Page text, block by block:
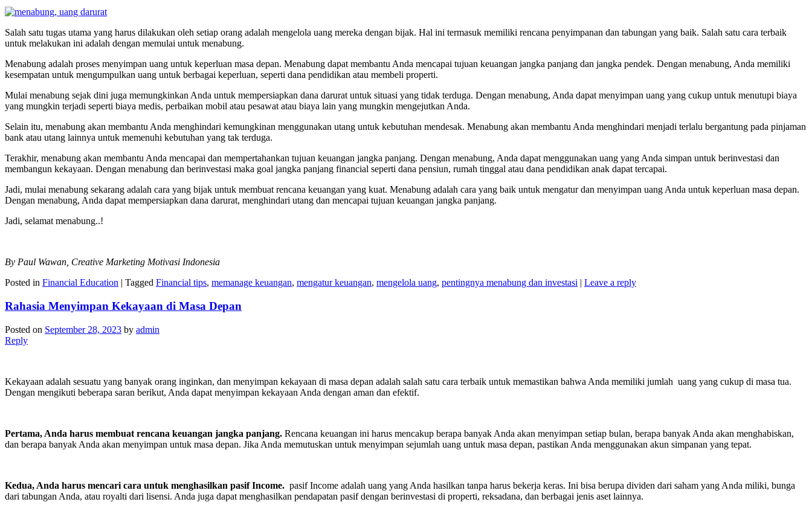
Salah satu tugas utama yang harus dilakukan oleh setiap orang adalah mengelola uang mereka dengan bijak. Hal ini termasuk memiliki rencana penyimpanan dan tabungan yang baik. Salah satu cara terbaik
untuk melakukan ini adalah dengan memulai untuk menabung.
Menabung adalah proses menyimpan uang untuk keperluan masa depan. Menabung dapat membantu Anda mencapai tujuan keuangan jangka panjang dan jangka pendek. Dengan menabung, Anda memiliki
kesempatan untuk mengumpulkan uang untuk berbagai keperluan, seperti dana pendidikan atau membeli properti.
Mulai menabung sejak dini juga memungkinkan Anda untuk mempersiapkan dana darurat untuk situasi yang tidak terduga. Dengan menabung, Anda dapat menyimpan uang yang cukup untuk menutupi biaya
yang mungkin terjadi seperti biaya medis, perbaikan mobil atau pesawat atau biaya lain yang mungkin mengejutkan Anda.
Selain itu, menabung akan membantu Anda menghindari kemungkinan menggunakan utang untuk kebutuhan mendesak. Menabung akan membantu Anda menghindari menjadi terlalu bergantung pada pinjaman
bank atau utang lainnya untuk memenuhi kebutuhan yang tak terduga.
Terakhir, menabung akan membantu Anda mencapai dan mempertahankan tujuan keuangan jangka panjang. Dengan menabung, Anda dapat menggunakan uang yang Anda simpan untuk berinvestasi dan
membangun kekayaan. Dengan menabung dan berinvestasi maka goal jangka panjang financial seperti dana pensiun, rumah tinggal atau dana pendidikan anak dapat tercapai.
Jadi, mulai menabung sekarang adalah cara yang bijak untuk membuat rencana keuangan yang kuat. Menabung adalah cara yang baik untuk mengatur dan menyimpan uang Anda untuk keperluan masa depan.
Dengan menabung, Anda dapat mempersiapkan dana darurat, menghindari utang dan mencapai tujuan keuangan jangka panjang.
Jadi, selamat menabung..!
By Paul Wawan, Creative Marketing Motivasi Indonesia
Posted in Financial Education | Tagged Financial tips, memanage keuangan, mengatur keuangan, mengelola uang, pentingnya menabung dan investasi | Leave a reply
Rahasia Menyimpan Kekayaan di Masa Depan
Posted on September 28, 2023 by admin
Reply
Kekayaan adalah sesuatu yang banyak orang inginkan, dan menyimpan kekayaan di masa depan adalah salah satu cara terbaik untuk memastikan bahwa Anda memiliki jumlah uang yang cukup di masa tua.
Dengan mengikuti beberapa saran berikut, Anda dapat menyimpan kekayaan Anda dengan aman dan efektif.
Pertama, Anda harus membuat rencana keuangan jangka panjang. Rencana keuangan ini harus mencakup berapa banyak Anda akan menyimpan setiap bulan, berapa banyak Anda akan menghabiskan,
dan berapa banyak Anda akan menyimpan untuk masa depan. Jika Anda memutuskan untuk menyimpan sejumlah uang untuk masa depan, pastikan Anda menggunakan akun simpanan yang tepat.
Kedua, Anda harus mencari cara untuk menghasilkan pasif Income. pasif Income adalah uang yang Anda hasilkan tanpa harus bekerja keras. Ini bisa berupa dividen dari saham yang Anda miliki, bunga
dari tabungan Anda, atau royalti dari lisensi. Anda juga dapat menghasilkan pendapatan pasif dengan berinvestasi di properti, reksadana, dan berbagai jenis aset lainnya.